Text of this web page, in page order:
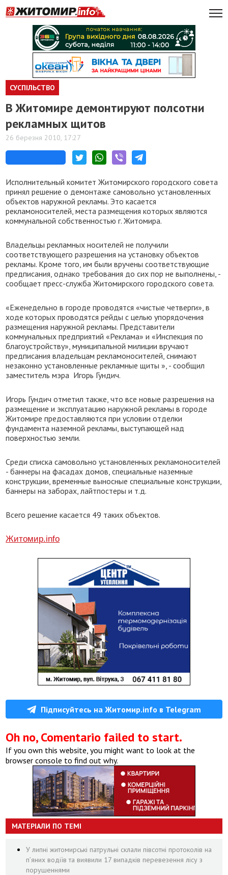
СУСПІЛЬСТВО
В Житомире демонтируют полсотни
рекламных щитов
26 березня 2010, 17:27
Исполнительный комитет Житомирского городского совета
принял решение о демонтаже самовольно установленных
объектов наружной рекламы. Это касается
рекламоносителей, места размещения которых являются
коммунальной собственностью г. Житомира.
Владельцы рекламных носителей не получили
соответствующего разрешения на установку объектов
рекламы. Кроме того, им были вручены соответствующие
предписания, однако требования до сих пор не выполнены, -
сообщает пресс-служба Житомирского городского совета.
«Еженедельно в городе проводятся «чистые четверги», в
ходе которых проводятся рейды с целью упорядочения
размещения наружной рекламы. Представители
коммунальных предприятий «Реклама» и «Инспекция по
благоустройству», муниципальной милиции вручают
предписания владельцам рекламоносителей, снимают
незаконно установленные рекламные щиты », - сообщил
заместительмэра Игорь Гундич.
Игорь Гундич отметил также, что все новые разрешения на
размещение и эксплуатацию наружной рекламы в городе
Житомире предоставляются при условии отделки
фундамента наземной рекламы, выступающей над
поверхностью земли.
Среди списка самовольно установленных рекламоносителей
- баннеры на фасадах домов, специальные наземные
конструкции, временные выносные специальные конструкции,
баннеры на заборах, лайтпостеры и т.д.
Всего решение касается 49 таких объектов.
Житомир.info
Підписуйтесь на Житомир.info в Telegram
Oh no, Comentario failed to start.
If you own this website, you might want to look at the
browser console to find out why.
МАТЕРІАЛИ ПО ТЕМІ
У липні житомирські патрульні склали півсотні протоколів на
пʼяних водіїв та виявили 17 випадків перевезення лісу з
порушеннями